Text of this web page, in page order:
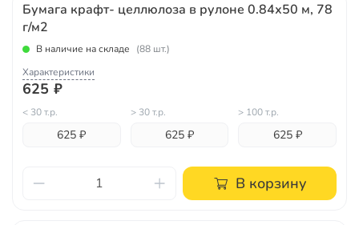
Бумага крафт- целлюлоза в рулоне 0.84х50 м, 78
г/м2
В наличие на складе
(88 шт.)
Характеристики
625 ₽
< 30 т.р.
625 ₽
> 30 т.р.
625 ₽
> 100 т.р.
625 ₽
В корзину